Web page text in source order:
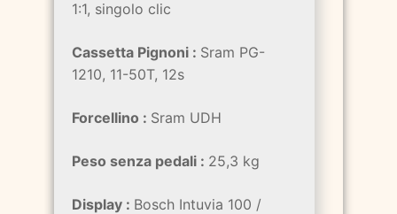
1:1, singolo clic
Cassetta Pignoni : Sram PG-
1210, 11-50T, 12s
Forcellino : Sram UDH
Peso senza pedali : 25,3 kg
Display : Bosch Intuvia 100 /